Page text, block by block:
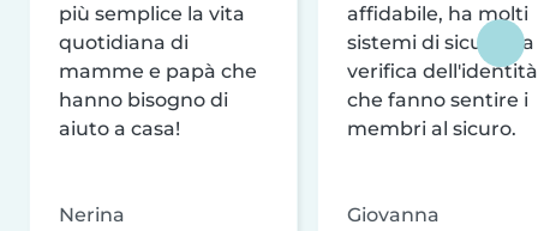
più semplice la vita
quotidiana di
mamme e papà che
hanno bisogno di
aiuto a casa!
Nerina
affidabile, ha molti
sistemi di sicurezza
verifica dell'identità
che fanno sentire i
membri al sicuro.
Giovanna